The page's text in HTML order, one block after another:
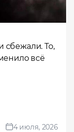
сбежали. То,
всё
4 июля, 2026